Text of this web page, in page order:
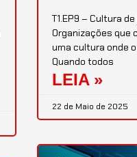
T1.EP9 – Cultura de
Organizações que
uma cultura onde o
Quando todos
LEIA »
22 de Maio de 2025